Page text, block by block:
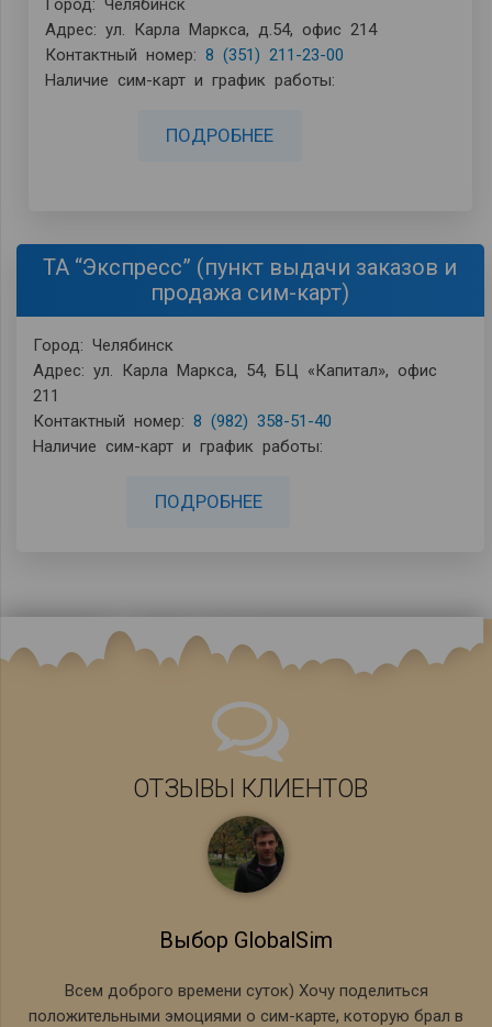
Город: Челябинск
Адрес: ул. Карла Маркса, д.54, офис 214
Контактный номер: 8 (351) 211-23-00
Наличие сим-карт и график работы:
ПОДРОБНЕЕ
ТА “Экспресс” (пункт выдачи заказов и
продажа сим-карт)
Город: Челябинск
Адрес: ул. Карла Маркса, 54, БЦ «Капитал», офис
211
Контактный номер: 8 (982) 358-51-40
Наличие сим-карт и график работы:
ПОДРОБНЕЕ
ОТЗЫВЫ КЛИЕНТОВ
Выбор GlobalSim
Всем доброго времени суток) Хочу поделиться
положительными эмоциями о сим-карте, которую брал в